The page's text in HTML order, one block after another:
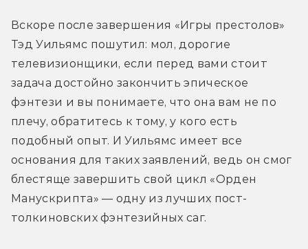
Вскоре после завершения «Игры престолов»
Тэд Уильямс пошутил: мол, дорогие
телевизионщики, если перед вами стоит
задача достойно закончить эпическое
фэнтези и вы понимаете, что она вам не по
плечу, обратитесь к тому, у кого есть
подобный опыт. И Уильямс имеет все
основания для таких заявлений, ведь он смог
блестяще завершить свой цикл «Орден
Манускрипта» — одну из лучших пост-
толкиновских фэнтезийных саг.